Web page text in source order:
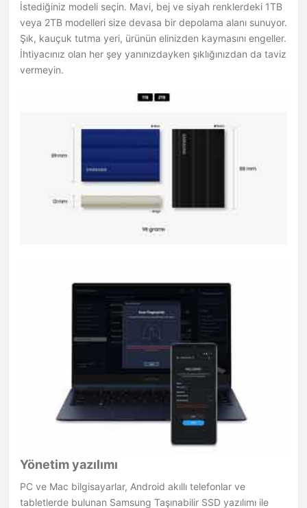
İstediğiniz modeli seçin. Mavi, bej ve siyah renklerdeki 1TB
veya 2TB modelleri size devasa bir depolama alanı sunuyor.
Şık, kauçuk tutma yeri, ürünün elinizden kaymasını engeller.
İhtiyacınız olan her şey yanınızdayken şıklığınızdan da taviz
vermeyin.
Yönetim yazılımı
PC ve Mac bilgisayarlar, Android akıllı telefonlar ve
tabletlerde bulunan Samsung Taşınabilir SSD yazılımı ile